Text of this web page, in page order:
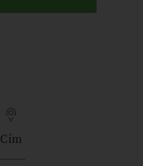
Cím